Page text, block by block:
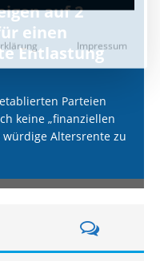
auf 2
einen
Entlastung
Parteien
keine „finanziellen
würdige Altersrente zu